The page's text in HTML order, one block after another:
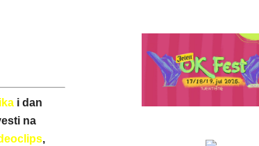
i dan
na
,